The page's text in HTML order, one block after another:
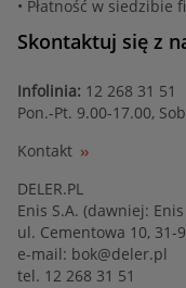
• Płatność w siedzibie
Skontaktuj się z
Infolinia: 12 268 31 51
Pon.-Pt. 9.00-17.00,
Kontakt
DELER.PL
Enis S.A. (dawniej:
ul. Cementowa 10, 31-
e-mail: bok@deler.pl
tel. 12 268 31 51